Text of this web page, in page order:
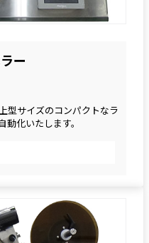
ー
型サイズのコンパクトなラ
化いたします。